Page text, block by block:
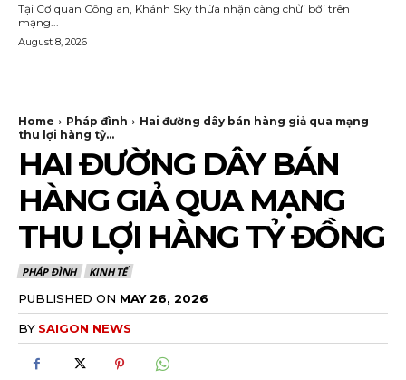
Tại Cơ quan Công an, Khánh Sky thừa nhận càng chửi bới trên
mạng...
August 8, 2026